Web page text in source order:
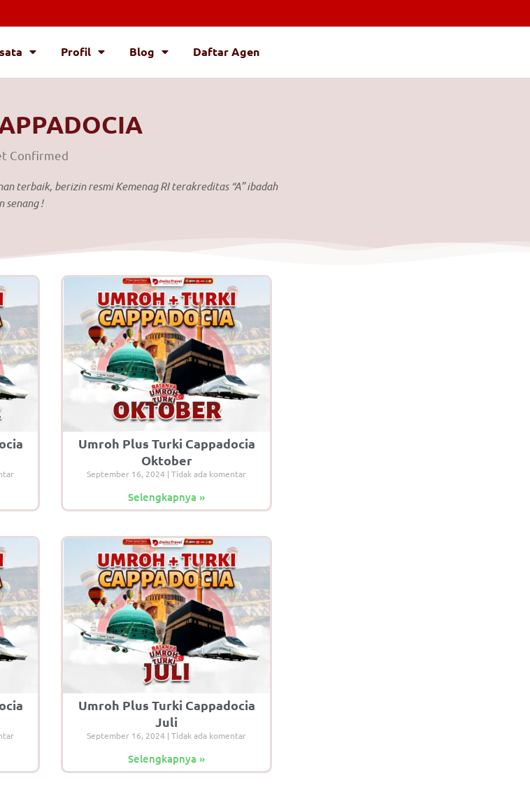
Profil Blog Daftar Agen
Confirmed
terbaik, berizin resmi Kemenag RI terakreditas “A” ibadah
senang !
Umroh Plus Turki Cappadocia
Oktober
September 16, 2024 Tidak ada komentar
Selengkapnya »
Umroh Plus Turki Cappadocia
Juli
September 16, 2024 Tidak ada komentar
Selengkapnya »